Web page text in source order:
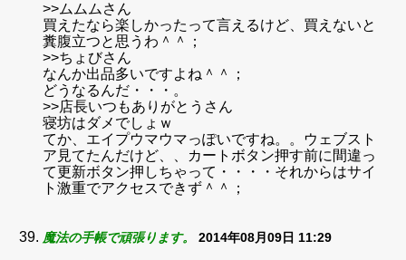
>>ムムムさん
買えたなら楽しかったって言えるけど、買えないと
糞腹立つと思うわ＾＾；
>>ちょびさん
なんか出品多いですよね＾＾；
どうなるんだ・・・。
>>店長いつもありがとうさん
寝坊はダメでしょｗ
てか、エイプウマウマっぽいですね。。ウェブスト
ア見てたんだけど、、カートボタン押す前に間違っ
て更新ボタン押しちゃって・・・・それからはサイ
ト激重でアクセスできず＾＾；
魔法の手帳で頑張ります。 2014年08月09日 11:29